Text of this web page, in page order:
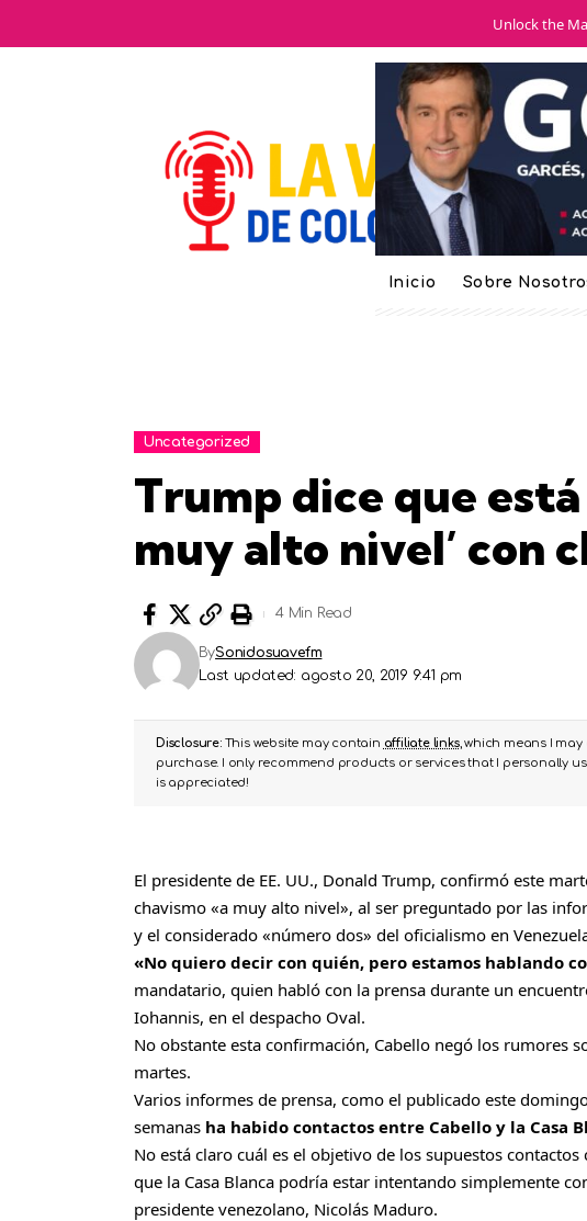
Unlock the
Inicio Sobre
Uncategorized
Trump dice que
muy alto nivel’ con
Last updated: agosto 20, 2019 9:41 pm
BySonidosuavefm
4 Min Read
Disclosure:This website may contain affiliate links, which means I
purchase. I only recommend products or services that I personally
is appreciated!
El presidente de EE. UU., Donald Trump, confirmó este
chavismo «a muy alto nivel», al ser preguntado por las
y el considerado «número dos» del oficialismo en
«No quiero decir con quién, pero estamos hablando
mandatario, quien habló con la prensa durante un
Iohannis, en el despacho Oval.
No obstante esta confirmación, Cabello negó los rumores
martes.
Varios informes de prensa, como el publicado este
semanas ha habido contactos entre Cabello y la Casa
No está claro cuál es el objetivo de los supuestos
que la Casa Blanca podría estar intentando simplemente
presidente venezolano, Nicolás Maduro.